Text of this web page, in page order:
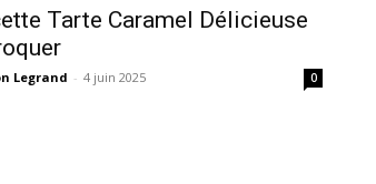
Tarte Caramel Délicieuse
Legrand - 4 juin 2025 0